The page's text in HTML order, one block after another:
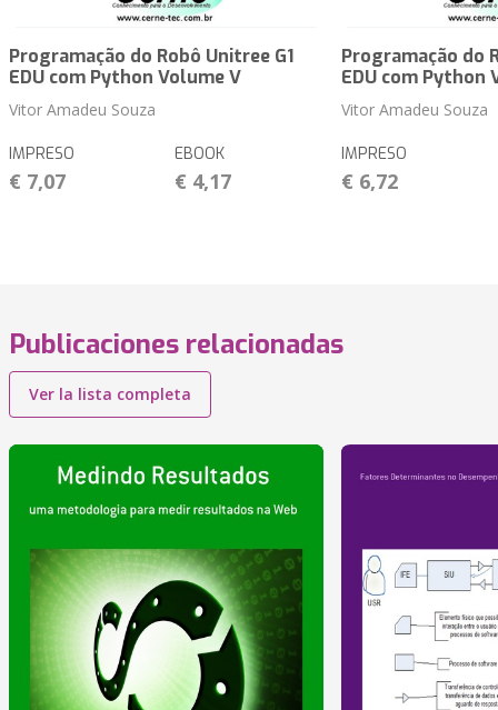
Programação do Robô Unitree G1
EDU com Python Volume V
Vitor Amadeu Souza
IMPRESO
€ 7,07
EBOOK
€ 4,17
Programação do
EDU com Python
Vitor Amadeu Souza
IMPRESO
€ 6,72
Publicaciones relacionadas
Ver la lista completa